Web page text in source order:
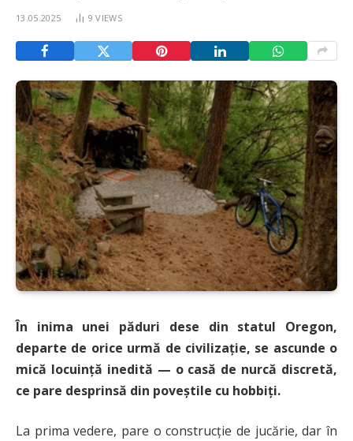
13.05.2025 9VIEWS
În inima unei păduri dese din statul Oregon,
departe de orice urmă de civilizație, se ascunde o
mică locuință inedită — o casă de nurcă discretă,
ce pare desprinsă din poveștile cu hobbiți.
La prima vedere, pare o construcție de jucărie, dar în